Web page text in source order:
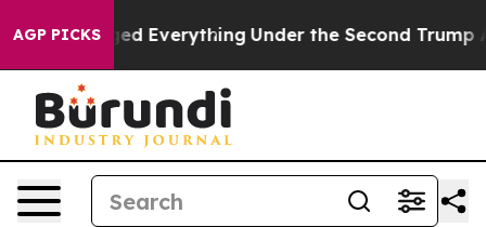
AGP PICKSEverything Under the Second Trump